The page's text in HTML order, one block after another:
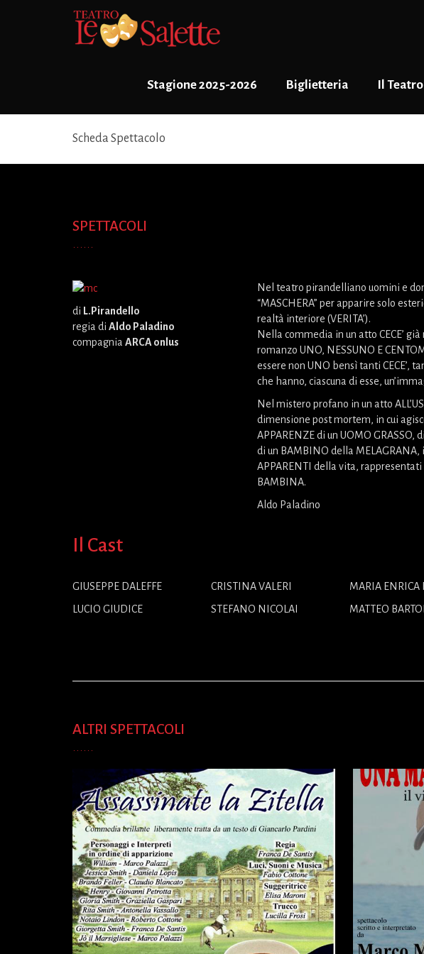
Stagione 2025-2026 Biglietteria Il Teatro
Scheda Spettacolo
SPETTACOLI
di L.Pirandello
regia di Aldo Paladino
compagnia ARCA onlus
Nel teatro pirandelliano uomini e
“MASCHERA” per apparire solo
realtà interiore (VERITA’).
Nella commedia in un atto CECE’
romanzo UNO, NESSUNO E
essere non UNO bensì tanti CECE’,
che hanno, ciascuna di esse,
Nel mistero profano in un atto
dimensione post mortem, in cui
APPARENZE di un UOMO GRASSO,
di un BAMBINO della MELAGRANA,
APPARENTI della vita, rappresentati
BAMBINA.
Aldo Paladino
Il Cast
GIUSEPPE DALEFFE
LUCIO GIUDICE
CRISTINA VALERI
STEFANO NICOLAI
MARIA ENRICA
MATTEO
ALTRI SPETTACOLI